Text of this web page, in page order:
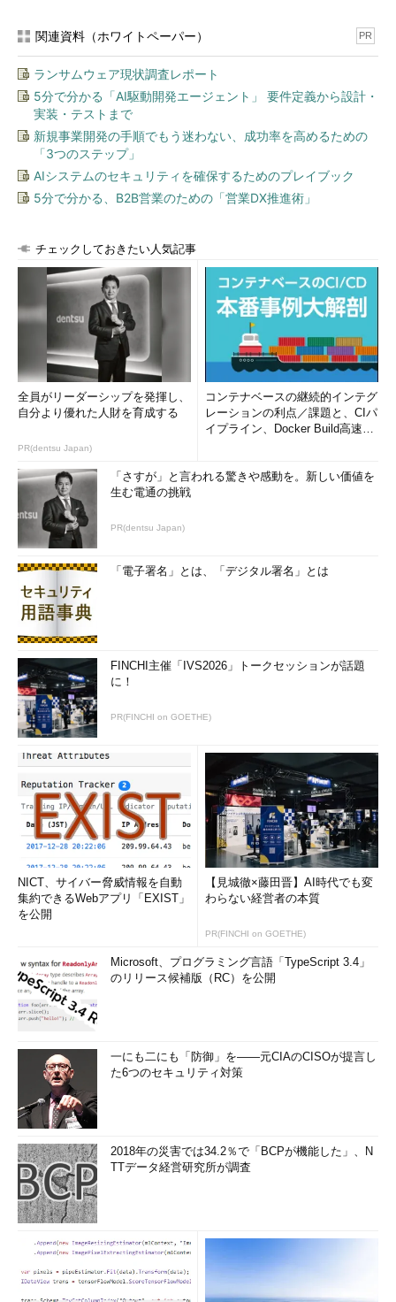
関連資料（ホワイトペーパー） PR
ランサムウェア現状調査レポート
5分で分かる「AI駆動開発エージェント」 要件定義から設計・
実装・テストまで
新規事業開発の手順でもう迷わない、成功率を高めるための
「3つのステップ」
AIシステムのセキュリティを確保するためのプレイブック
5分で分かる、B2B営業のための「営業DX推進術」
チェックしておきたい人気記事
全員がリーダーシップを発揮し、
自分より優れた人財を育成する
PR(dentsu Japan)
コンテナベースの継続的インテグ
レーションの利点／課題と、CIパ
イプライン、Docker Build高速化
「さすが」と言われる驚きや感動を。新しい価値を
生む電通の挑戦
PR(dentsu Japan)
「電子署名」とは、「デジタル署名」とは
FINCHI主催「IVS2026」トークセッションが話題
に！
PR(FINCHI on GOETHE)
NICT、サイバー脅威情報を自動
集約できるWebアプリ「EXIST」
を公開
【見城徹×藤田晋】AI時代でも変
わらない経営者の本質
PR(FINCHI on GOETHE)
Microsoft、プログラミング言語「TypeScript 3.4」
のリリース候補版（RC）を公開
一にも二にも「防御」を――元CIAのCISOが提言し
た6つのセキュリティ対策
2018年の災害では34.2％で「BCPが機能した」、N
TTデータ経営研究所が調査